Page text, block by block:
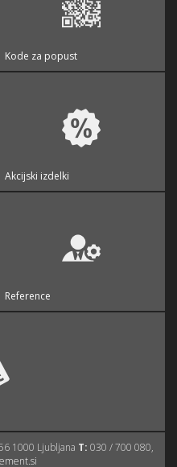
Kode za popust
Akcijski izdelki
Reference
1000 Ljubljana T: 030 / 700 080,